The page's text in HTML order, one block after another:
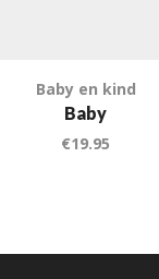
Baby en kind
Baby
€19.95